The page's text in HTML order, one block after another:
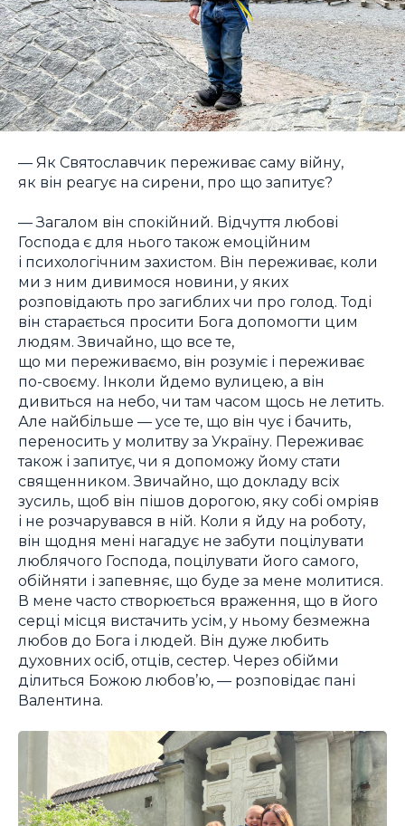
— Як Святославчик переживає саму війну,
як він реагує на сирени, про що запитує?
— Загалом він спокійний. Відчуття любові
Господа є для нього також емоційним
і психологічним захистом. Він переживає, коли
ми з ним дивимося новини, у яких
розповідають про загиблих чи про голод. Тоді
він старається просити Бога допомогти цим
людям. Звичайно, що все те,
що ми переживаємо, він розуміє і переживає
по-своєму. Інколи йдемо вулицею, а він
дивиться на небо, чи там часом щось не летить.
Але найбільше — усе те, що він чує і бачить,
переносить у молитву за Україну. Переживає
також і запитує, чи я допоможу йому стати
священником. Звичайно, що докладу всіх
зусиль, щоб він пішов дорогою, яку собі омріяв
і не розчарувався в ній. Коли я йду на роботу,
він щодня мені нагадує не забути поцілувати
люблячого Господа, поцілувати його самого,
обійняти і запевняє, що буде за мене молитися.
В мене часто створюється враження, що в його
серці місця вистачить усім, у ньому безмежна
любов до Бога і людей. Він дуже любить
духовних осіб, отців, сестер. Через обійми
ділиться Божою любов’ю, — розповідає пані
Валентина.